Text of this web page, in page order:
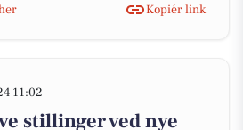
Kopiér link
11:02
stillinger ved nye